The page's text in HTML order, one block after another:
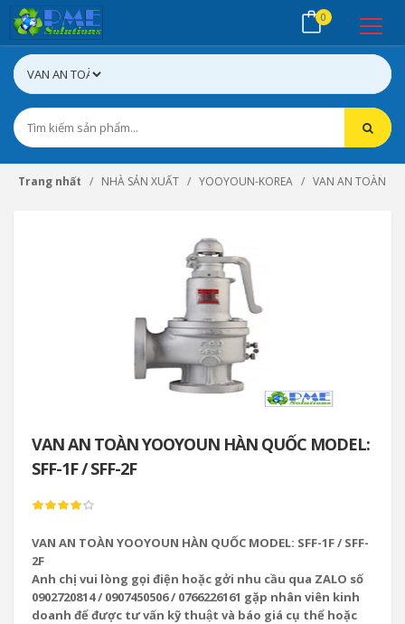
0
Trang nhất NHÀ SẢN XUẤT YOOYOUN-KOREA VAN AN TOÀN
VAN AN TOÀN YOOYOUN HÀN QUỐC MODEL:
SFF-1F / SFF-2F
VAN AN TOÀN YOOYOUN HÀN QUỐC MODEL: SFF-1F / SFF-
2F
Anh chị vui lòng gọi điện hoặc gởi nhu cầu qua ZALO số
0902720814 / 0907450506 / 0766226161 gặp nhân viên kinh
doanh để được tư vấn kỹ thuật và báo giá cụ thể hoặc